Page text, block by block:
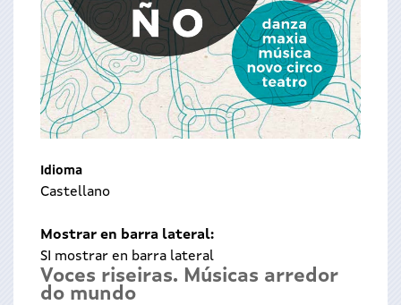
Idioma
Castellano
Mostrar en barra lateral:
SI mostrar en barra lateral
Voces riseiras. Músicas arredor
do mundo